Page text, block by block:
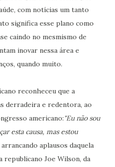
com notícias um tanto
significa esse plano como
caindo no mesmismo de
inovar nessa área e
quando muito.
reconheceu que a
derradeira e redentora, ao
americano:"Eu não sou
esta causa, mas estou
arrancando aplausos daquela
republicano Joe Wilson, da